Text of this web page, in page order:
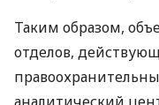
Таким образом,
отделов,